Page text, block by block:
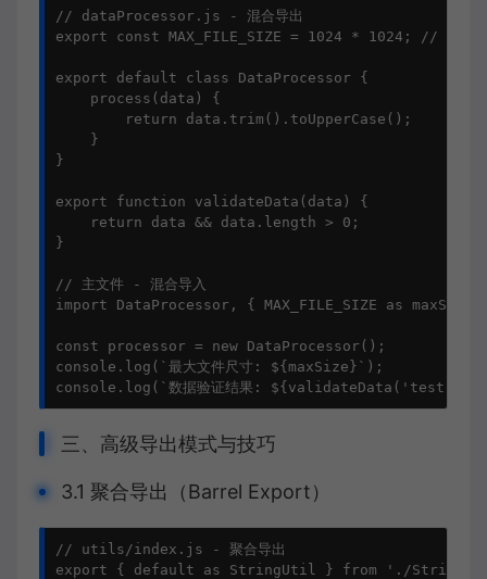
// dataProcessor.js - 混合导出
export const MAX_FILE_SIZE = 1024 * 1024; // 1MB
export default class DataProcessor {
    process(data) {
        return data.trim().toUpperCase();
    }
}
export function validateData(data) {
    return data && data.length > 0;
}
// 主文件 - 混合导入
import DataProcessor, { MAX_FILE_SIZE as
const processor = new DataProcessor();
console.log(`最大文件尺寸: ${maxSize}`);
console.log(`数据验证结果:
三、高级导出模式与技巧
3.1 聚合导出（Barrel Export）
// utils/index.js - 聚合导出
export { default as StringUtil } from './